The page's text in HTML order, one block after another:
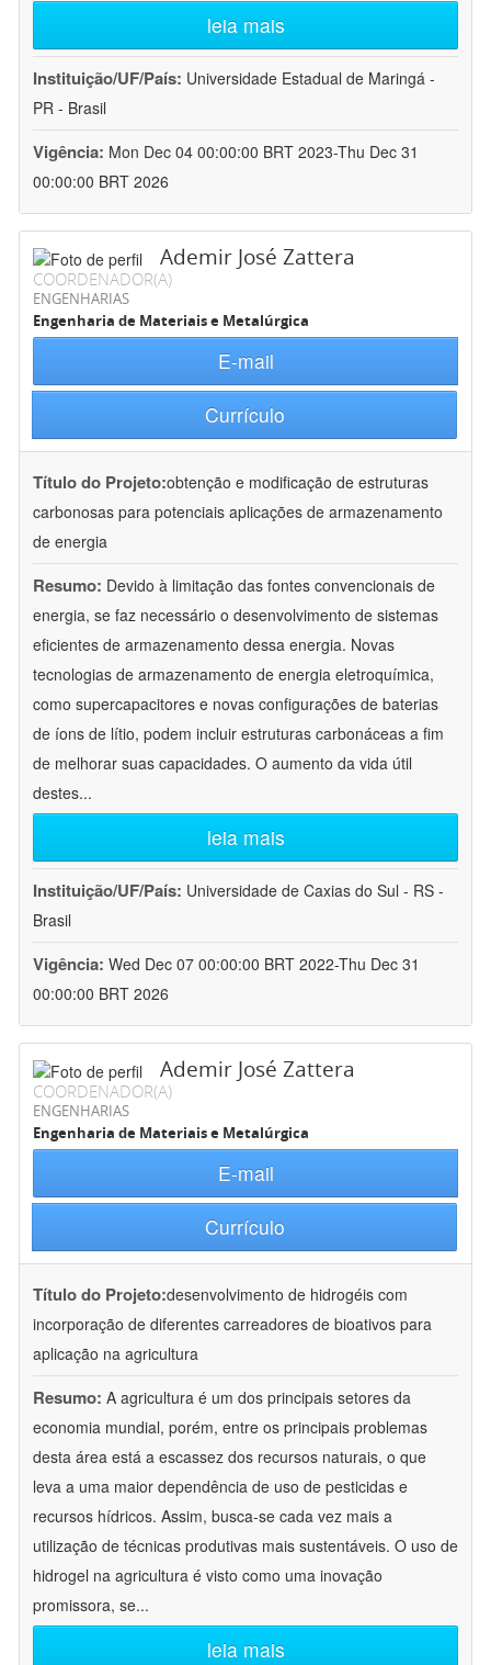
leia mais
Instituição/UF/País: Universidade Estadual de Maringá -
PR - Brasil
Vigência: Mon Dec 04 00:00:00 BRT 2023-Thu Dec 31
00:00:00 BRT 2026
Ademir José Zattera
COORDENADOR(A)
ENGENHARIAS
Engenharia de Materiais e Metalúrgica
E-mail
Currículo
Título do Projeto:obtenção e modificação de estruturas
carbonosas para potenciais aplicações de armazenamento
de energia
Resumo: Devido à limitação das fontes convencionais de
energia, se faz necessário o desenvolvimento de sistemas
eficientes de armazenamento dessa energia. Novas
tecnologias de armazenamento de energia eletroquímica,
como supercapacitores e novas configurações de baterias
de íons de lítio, podem incluir estruturas carbonáceas a fim
de melhorar suas capacidades. O aumento da vida útil
destes...
leia mais
Instituição/UF/País: Universidade de Caxias do Sul - RS -
Brasil
Vigência: Wed Dec 07 00:00:00 BRT 2022-Thu Dec 31
00:00:00 BRT 2026
Ademir José Zattera
COORDENADOR(A)
ENGENHARIAS
Engenharia de Materiais e Metalúrgica
E-mail
Currículo
Título do Projeto:desenvolvimento de hidrogéis com
incorporação de diferentes carreadores de bioativos para
aplicação na agricultura
Resumo: A agricultura é um dos principais setores da
economia mundial, porém, entre os principais problemas
desta área está a escassez dos recursos naturais, o que
leva a uma maior dependência de uso de pesticidas e
recursos hídricos. Assim, busca-se cada vez mais a
utilização de técnicas produtivas mais sustentáveis. O uso de
hidrogel na agricultura é visto como uma inovação
promissora, se...
leia mais